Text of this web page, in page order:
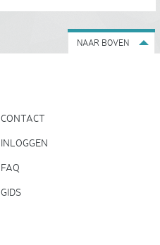
NAAR BOVEN
CONTACT
INLOGGEN
FAQ
GIDS